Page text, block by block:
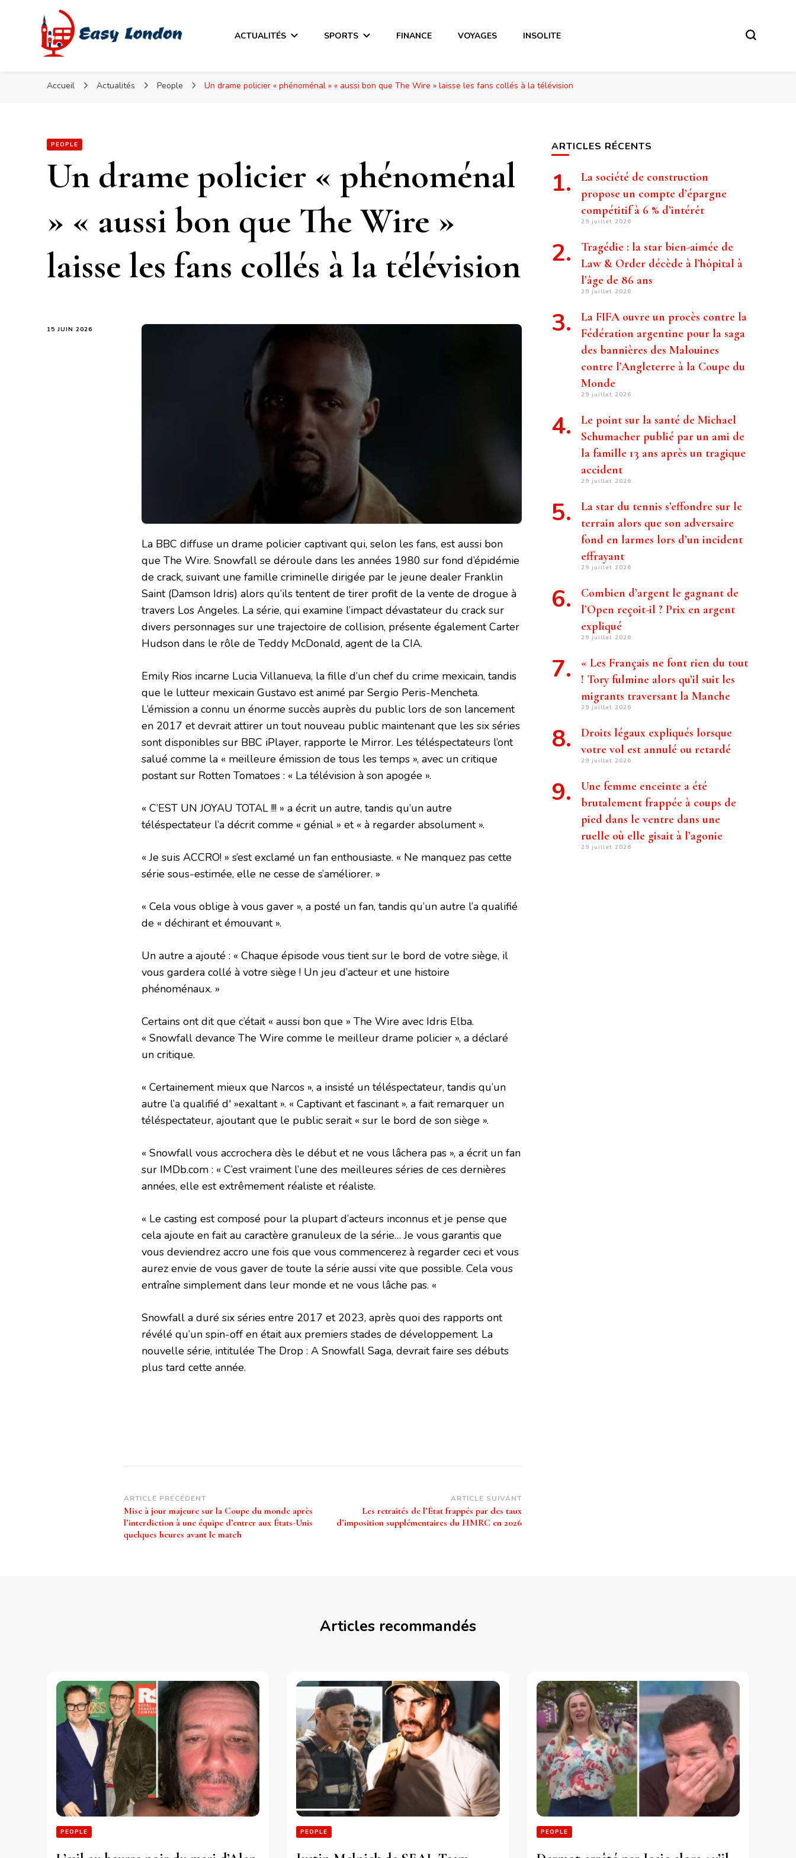
Easy London
Easy London
ACTUALITÉS SPORTS FINANCE VOYAGES INSOLITE
Accueil Actualités People Un drame policier « phénoménal » « aussi bon que The Wire » laisse les fans collés à la télévision
PEOPLE
Un drame policier « phénoménal
» « aussi bon que The Wire »
laisse les fans collés à la télévision
15 JUIN 2026
La BBC diffuse un drame policier captivant qui, selon les fans, est aussi bon
que The Wire. Snowfall se déroule dans les années 1980 sur fond d’épidémie
de crack, suivant une famille criminelle dirigée par le jeune dealer Franklin
Saint (Damson Idris) alors qu’ils tentent de tirer profit de la vente de drogue à
travers Los Angeles. La série, qui examine l’impact dévastateur du crack sur
divers personnages sur une trajectoire de collision, présente également Carter
Hudson dans le rôle de Teddy McDonald, agent de la CIA.
Emily Rios incarne Lucia Villanueva, la fille d’un chef du crime mexicain, tandis
que le lutteur mexicain Gustavo est animé par Sergio Peris-Mencheta.
L’émission a connu un énorme succès auprès du public lors de son lancement
en 2017 et devrait attirer un tout nouveau public maintenant que les six séries
sont disponibles sur BBC iPlayer, rapporte le Mirror. Les téléspectateurs l’ont
salué comme la « meilleure émission de tous les temps », avec un critique
postant sur Rotten Tomatoes : « La télévision à son apogée ».
« C’EST UN JOYAU TOTAL !!! » a écrit un autre, tandis qu’un autre
téléspectateur l’a décrit comme « génial » et « à regarder absolument ».
« Je suis ACCRO! » s’est exclamé un fan enthousiaste. « Ne manquez pas cette
série sous-estimée, elle ne cesse de s’améliorer. »
« Cela vous oblige à vous gaver », a posté un fan, tandis qu’un autre l’a qualifié
de « déchirant et émouvant ».
Un autre a ajouté : « Chaque épisode vous tient sur le bord de votre siège, il
vous gardera collé à votre siège ! Un jeu d’acteur et une histoire
phénoménaux. »
Certains ont dit que c’était « aussi bon que » The Wire avec Idris Elba.
« Snowfall devance The Wire comme le meilleur drame policier », a déclaré
un critique.
« Certainement mieux que Narcos », a insisté un téléspectateur, tandis qu’un
autre l’a qualifié d' »exaltant ». « Captivant et fascinant », a fait remarquer un
téléspectateur, ajoutant que le public serait « sur le bord de son siège ».
« Snowfall vous accrochera dès le début et ne vous lâchera pas », a écrit un fan
sur IMDb.com : « C’est vraiment l’une des meilleures séries de ces dernières
années, elle est extrêmement réaliste et réaliste.
« Le casting est composé pour la plupart d’acteurs inconnus et je pense que
cela ajoute en fait au caractère granuleux de la série… Je vous garantis que
vous deviendrez accro une fois que vous commencerez à regarder ceci et vous
aurez envie de vous gaver de toute la série aussi vite que possible. Cela vous
entraîne simplement dans leur monde et ne vous lâche pas. «
Snowfall a duré six séries entre 2017 et 2023, après quoi des rapports ont
révélé qu’un spin-off en était aux premiers stades de développement. La
nouvelle série, intitulée The Drop : A Snowfall Saga, devrait faire ses débuts
plus tard cette année.
Navigation
d’article
ARTICLE PRÉCÉDENT
Mise à jour majeure sur la Coupe du monde après
l’interdiction à une équipe d’entrer aux États-Unis
quelques heures avant le match
ARTICLE SUIVANT
Les retraités de l’État frappés par des taux
d’imposition supplémentaires du HMRC en 2026
ARTICLES RÉCENTS
La société de construction
propose un compte d’épargne
compétitif à 6 % d’intérêt
29 juillet 2026
Tragédie : la star bien-aimée de
Law & Order décède à l’hôpital à
l’âge de 86 ans
29 juillet 2026
La FIFA ouvre un procès contre la
Fédération argentine pour la saga
des bannières des Malouines
contre l’Angleterre à la Coupe du
Monde
29 juillet 2026
Le point sur la santé de Michael
Schumacher publié par un ami de
la famille 13 ans après un tragique
accident
29 juillet 2026
La star du tennis s’effondre sur le
terrain alors que son adversaire
fond en larmes lors d’un incident
effrayant
29 juillet 2026
Combien d’argent le gagnant de
l’Open reçoit-il ? Prix ​​en argent
expliqué
29 juillet 2026
« Les Français ne font rien du tout
! Tory fulmine alors qu’il suit les
migrants traversant la Manche
29 juillet 2026
Droits légaux expliqués lorsque
votre vol est annulé ou retardé
29 juillet 2026
Une femme enceinte a été
brutalement frappée à coups de
pied dans le ventre dans une
ruelle où elle gisait à l’agonie
29 juillet 2026
Articles recommandés
PEOPLE PEOPLE PEOPLE